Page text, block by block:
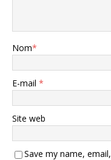
Nom*
E-mail *
Site web
Save my name,